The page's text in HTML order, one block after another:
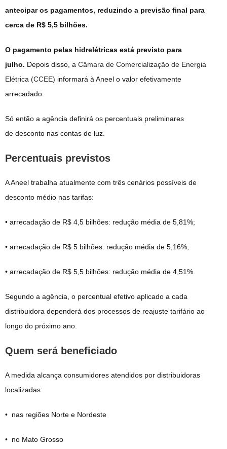
antecipar os pagamentos, reduzindo a previsão final para
cerca de R$ 5,5 bilhões.
O pagamento pelas hidrelétricas está previsto para
julho. Depois disso, a Câmara de Comercialização de Energia
Elétrica (CCEE) informará à Aneel o valor efetivamente
arrecadado.
Só então a agência definirá os percentuais preliminares
de desconto nas contas de luz.
Percentuais previstos
A Aneel trabalha atualmente com três cenários possíveis de
desconto médio nas tarifas:
• arrecadação de R$ 4,5 bilhões: redução média de 5,81%;
• arrecadação de R$ 5 bilhões: redução média de 5,16%;
• arrecadação de R$ 5,5 bilhões: redução média de 4,51%.
Segundo a agência, o percentual efetivo aplicado a cada
distribuidora dependerá dos processos de reajuste tarifário ao
longo do próximo ano.
Quem será beneficiado
A medida alcança consumidores atendidos por distribuidoras
localizadas:
• nas regiões Norte e Nordeste
• no Mato Grosso